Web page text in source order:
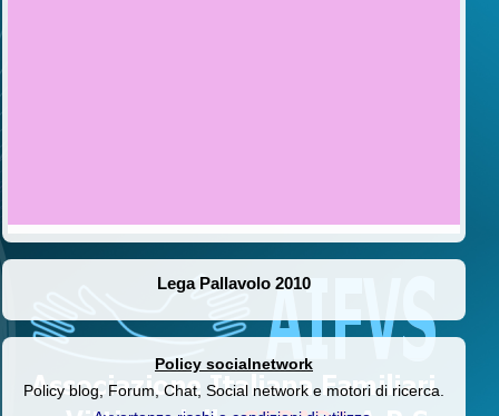
Lega Pallavolo 2010
Policy socialnetwork
Policy blog, Forum, Chat, Social network e motori di ricerca.